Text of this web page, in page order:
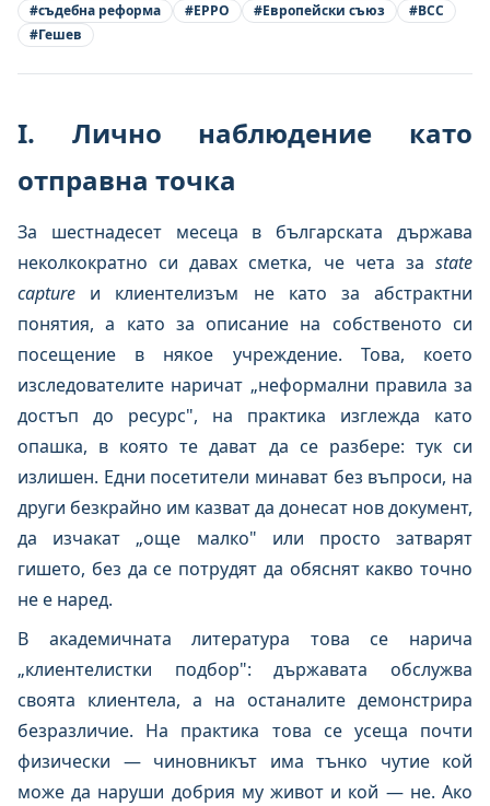
#съдебна реформа #EPPO #Европейски съюз #ВСС
#Гешев
I. Лично наблюдение като
отправна точка
За шестнадесет месеца в българската държава
неколкократно си давах сметка, че чета за state
capture и клиентелизъм не като за абстрактни
понятия, а като за описание на собственото си
посещение в някое учреждение. Това, което
изследователите наричат „неформални правила за
достъп до ресурс", на практика изглежда като
опашка, в която те дават да се разбере: тук си
излишен. Едни посетители минават без въпроси, на
други безкрайно им казват да донесат нов документ,
да изчакат „още малко" или просто затварят
гишето, без да се потрудят да обяснят какво точно
не е наред.
В академичната литература това се нарича
„клиентелистки подбор": държавата обслужва
своята клиентела, а на останалите демонстрира
безразличие. На практика това се усеща почти
физически — чиновникът има тънко чутие кой
може да наруши добрия му живот и кой — не. Ако